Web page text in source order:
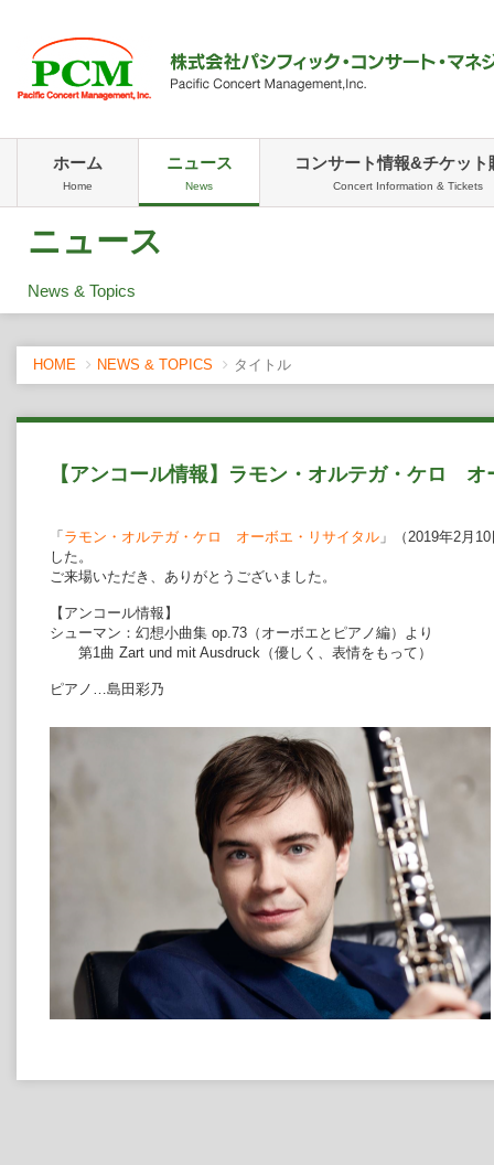
ホーム
Home
ニュース
News
コンサート情報&チケット
Concert Information & Tickets
ニュース
News & Topics
HOME NEWS & TOPICS タイトル
【アンコール情報】ラモン・オルテガ・ケロ オ
「 ラモン・オルテガ・ケロ オーボエ・リサイタル 」（2019年2月
した。
ご来場いただき、ありがとうございました。
【アンコール情報】
シューマン：幻想小曲集 op.73（オーボエとピアノ編）より
第1曲 Zart und mit Ausdruck（優しく、表情をもって）
ピアノ…島田彩乃